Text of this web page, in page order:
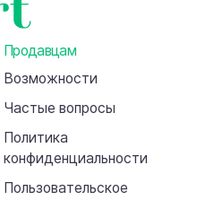
Продавцам
Возможности
Частые вопросы
Политика
конфиденциальности
Пользовательское